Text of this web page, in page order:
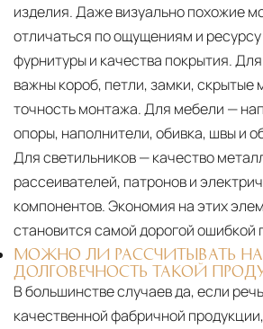
изделия. Даже визуально похожие
отличаться по ощущениям и
фурнитуры и качества покрытия.
важны короб, петли, замки, скрытые
точность монтажа. Для мебели —
опоры, наполнители, обивка, швы и
Для светильников — качество
рассеивателей, патронов и
компонентов. Экономия на этих
становится самой дорогой ошибкой
МОЖНО ЛИ РАССЧИТЫВАТЬ НА
ДОЛГОВЕЧНОСТЬ ТАКОЙ
В большинстве случаев да, если
качественной фабричной